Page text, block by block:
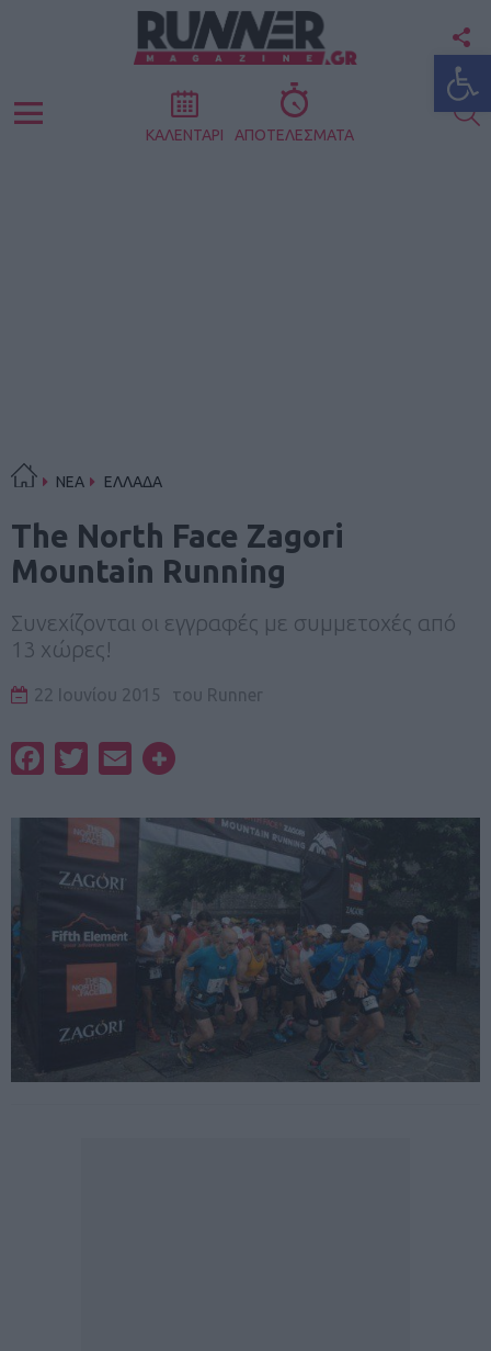
Menu ΚΑΛΕΝΤΑΡΙ ΑΠΟΤΕΛΕΣΜΑΤΑ
ΝΕΑ ΕΛΛΑΔΑ
The North Face Zagori
Mountain Running
Συνεχίζονται οι εγγραφές με συμμετοχές από
13 χώρες!
22 Ιουνίου 2015 του Runner
FacebookTwitterEmail